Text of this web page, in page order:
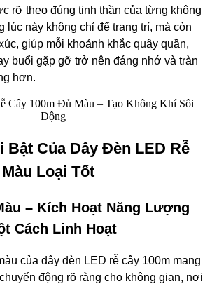
rỡ theo đúng tinh thần của từng không
lúc này không chỉ để trang trí, mà còn
giúp mỗi khoảnh khắc quây quần,
buổi gặp gỡ trở nên đáng nhớ và tràn
hơn.
Bật Của Dây Đèn LED Rễ
Loại Tốt
– Kích Hoạt Năng Lượng
Cách Linh Hoạt
của dây đèn LED rễ cây 100m mang
động rõ ràng cho không gian, nơi